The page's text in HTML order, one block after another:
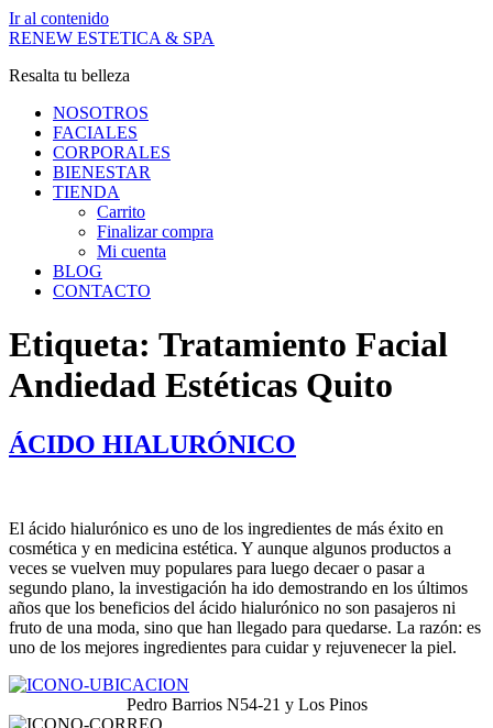
Ir al contenido
RENEW ESTETICA & SPA
Resalta tu belleza
NOSOTROS
FACIALES
CORPORALES
BIENESTAR
TIENDA
Carrito
Finalizar compra
Mi cuenta
BLOG
CONTACTO
Etiqueta: Tratamiento Facial
Andiedad Estéticas Quito
ÁCIDO HIALURÓNICO
El ácido hialurónico es uno de los ingredientes de más éxito en
cosmética y en medicina estética. Y aunque algunos productos a
veces se vuelven muy populares para luego decaer o pasar a
segundo plano, la investigación ha ido demostrando en los últimos
años que los beneficios del ácido hialurónico no son pasajeros ni
fruto de una moda, sino que han llegado para quedarse. La razón: es
uno de los mejores ingredientes para cuidar y rejuvenecer la piel.
Pedro Barrios N54-21 y Los Pinos